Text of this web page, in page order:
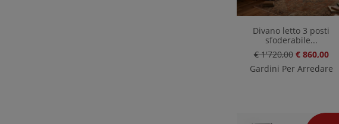
Divano letto 3 posti
sfoderabile...
€ 1'720,00 € 860,00
Gardini Per Arredare